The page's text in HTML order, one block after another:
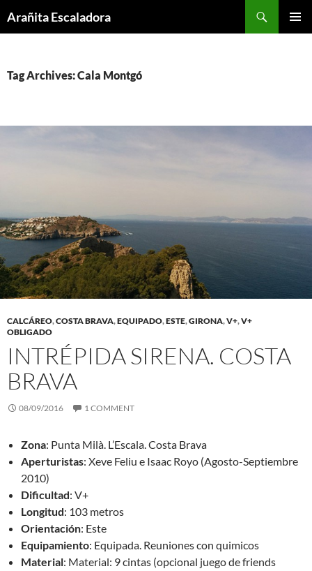
toArañita Escaladora
Tag Archives: Cala Montgó
CALCÁREO,COSTA BRAVA,EQUIPADO,ESTE,GIRONA,V+,V+
OBLIGADO
INTRÉPIDA SIRENA. COSTA
BRAVA
08/09/2016 1 COMMENT
Zona: Punta Milà. L’Escala. Costa Brava
Aperturistas: Xeve Feliu e Isaac Royo (Agosto-Septiembre
2010)
Dificultad: V+
Longitud: 103 metros
Orientación: Este
Equipamiento: Equipada. Reuniones con quimicos
Material: Material: 9 cintas (opcional juego de friends